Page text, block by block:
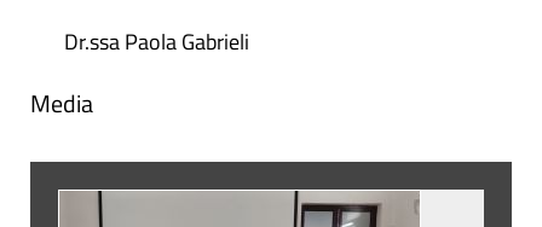
Dr.ssa Paola Gabrieli
Media